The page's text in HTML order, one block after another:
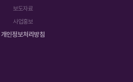
보도자료
사업홍보
개인정보처리방침